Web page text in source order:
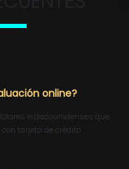
online?
estadounidenses que
tarjeta de crédito.